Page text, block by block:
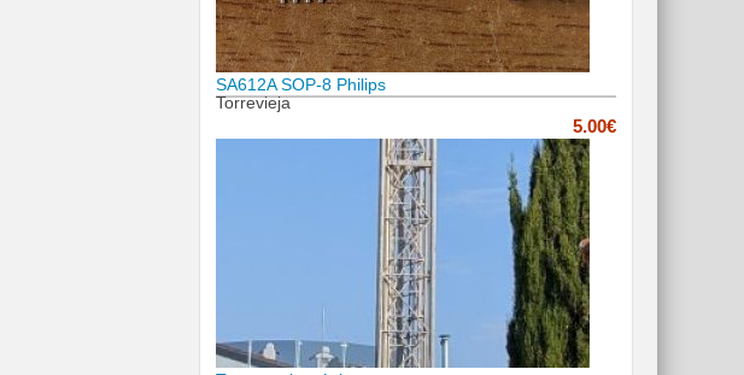
SA612A SOP-8 Philips
Torrevieja
5.00€